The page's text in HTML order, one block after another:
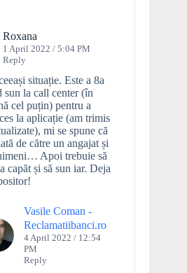
Roxana
1 April 2022 / 5:04 PM
Reply
situație. Este a 8a
sun la call center (în
cel puțin) pentru a
la aplicație (am trimis
mi se spune că
de către un angajat și
Apoi trebuie să
capăt și să sun iar. Deja
Vasile Coman -
Reclamatiibanci.ro
4 April 2022 / 12:54
PM
Reply